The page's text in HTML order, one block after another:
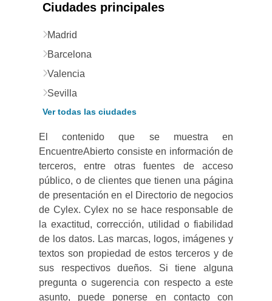
Ciudades principales
Madrid
Barcelona
Valencia
Sevilla
Ver todas las ciudades
El contenido que se muestra en
EncuentreAbierto consiste en información de
terceros, entre otras fuentes de acceso
público, o de clientes que tienen una página
de presentación en el Directorio de negocios
de Cylex. Cylex no se hace responsable de
la exactitud, corrección, utilidad o fiabilidad
de los datos. Las marcas, logos, imágenes y
textos son propiedad de estos terceros y de
sus respectivos dueños. Si tiene alguna
pregunta o sugerencia con respecto a este
asunto, puede ponerse en contacto con